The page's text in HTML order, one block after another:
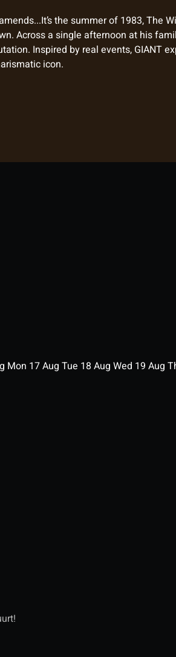
the summer of 1983, The
Across a single afternoon at his
Inspired by real events, GIANT
icon.
Mon 17Aug Tue 18 Aug Wed 19 Aug